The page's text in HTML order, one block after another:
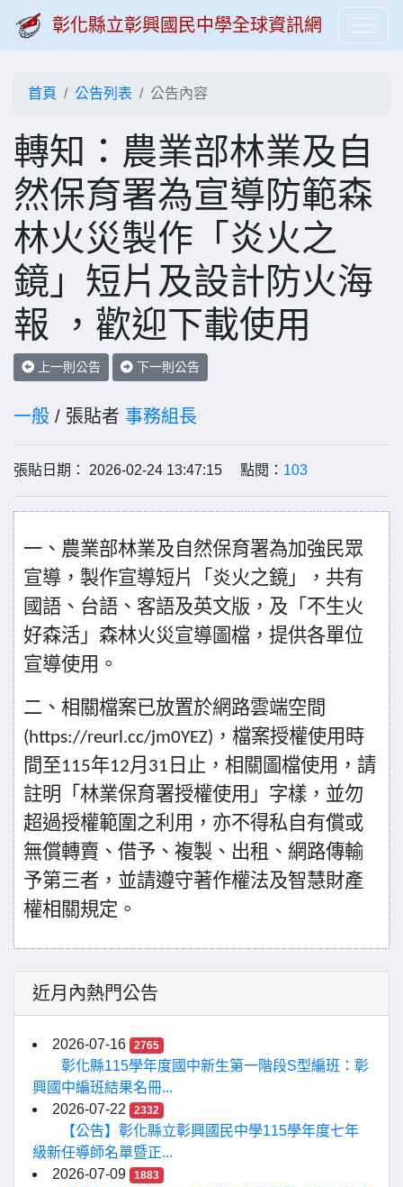
彰化縣立彰興國民中學全球資訊網
首頁 公告列表 公告內容
轉知：農業部林業及自
然保育署為宣導防範森
林火災製作「炎火之
鏡」短片及設計防火海
報 ，歡迎下載使用
上一則公告 下一則公告
一般 / 張貼者 事務組長
張貼日期： 2026-02-24 13:47:15 點閱： 103
一、農業部林業及自然保育署為加強民眾
宣導，製作宣導短片「炎火之鏡」，共有
國語、台語、客語及英文版，及「不生火
好森活」森林火災宣導圖檔，提供各單位
宣導使用。
二、 相關檔案已放置於網路雲端空間
(https://reurl.cc/jm0YEZ) ，檔案授權使用時
間至115年12月 31 日止，相關圖檔使用，請
註明「林業保育署授權使用」字樣，並勿
超過授權範圍之利用，亦不得私自有償或
無償轉賣、借予、複製、出租、網路傳輸
予第三者，並請遵守著作權法及智慧財產
權相關規定。
近月內熱門公告
2026-07-16 2765
彰化縣115學年度國中新生第一階段S型編班：彰
興國中編班結果名冊...
2026-07-22
2332
【公告】彰化縣立彰興國民中學115學年度七年
級新任導師名單暨正...
2026-07-09
1883